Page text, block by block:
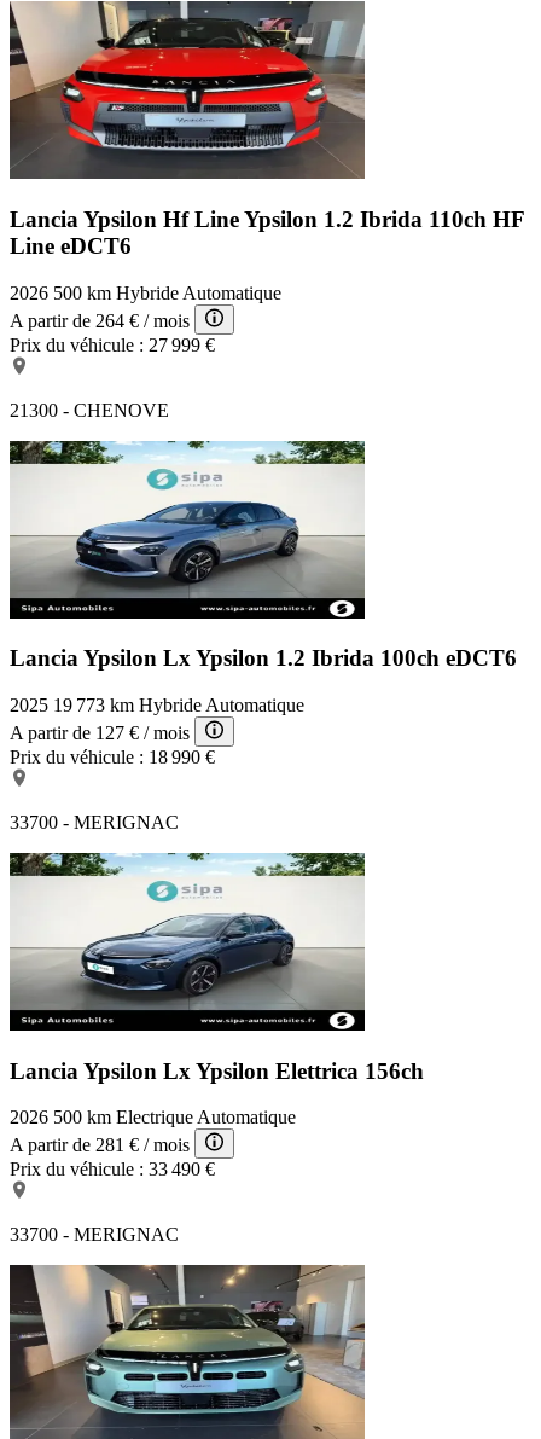
Lancia Ypsilon Hf LineYpsilon 1.2 Ibrida 110ch HF
Line eDCT6
2026 500 km Hybride Automatique
A partir de 264 € / mois
Prix du véhicule : 27 999 €
21300 - CHENOVE
Lancia Ypsilon LxYpsilon 1.2 Ibrida 100ch eDCT6
2025 19 773 km Hybride Automatique
A partir de 127 € / mois
Prix du véhicule : 18 990 €
33700 - MERIGNAC
Lancia Ypsilon Lx Ypsilon Elettrica 156ch
2026 500 km Electrique Automatique
A partir de 281 € / mois
Prix du véhicule : 33 490 €
33700 - MERIGNAC